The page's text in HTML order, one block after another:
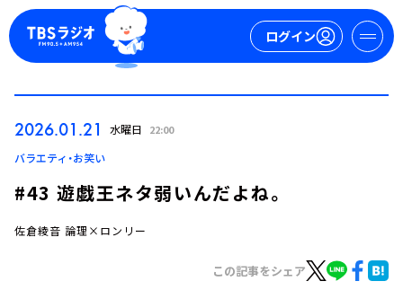
ログイン
ログイン
2026.01.21 水曜日 22:00
バラエティ・お笑い
#43 遊戯王ネタ弱いんだよね。
佐倉綾音 論理×ロンリー
この記事をシェア